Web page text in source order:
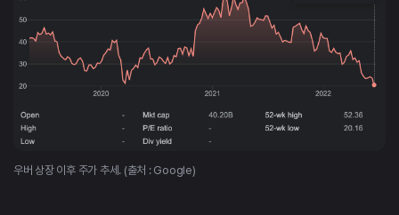
우버 상장 이후 주가 추세. (출처 : Google)